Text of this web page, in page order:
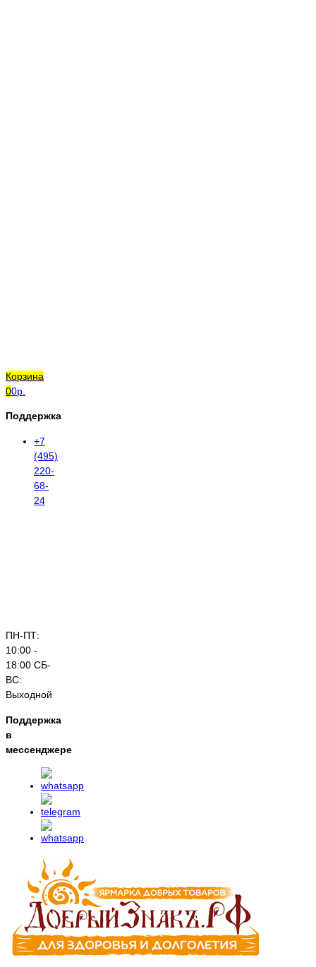
Корзина
00р.
Поддержка
+7
(495)
220-
68-
24
ПН-ПТ:
10:00 -
18:00 СБ-
ВС:
Выходной
Поддержка
в
мессенджере